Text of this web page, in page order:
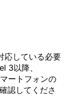
応している必要
3以降、
ートフォンの
認してくださ